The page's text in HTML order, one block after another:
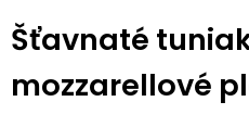
Šťavnaté
mozzarellové